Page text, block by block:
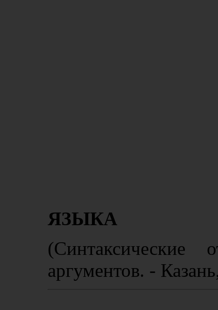
ЯЗЫКА
(Синтаксические
аргументов. -